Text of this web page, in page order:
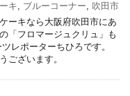
キ, ブルーコーナー, 吹田市
ーキなら大阪府吹田市にあ
「フロマージュクリュ」も
レポーターちひろです。
ございます。